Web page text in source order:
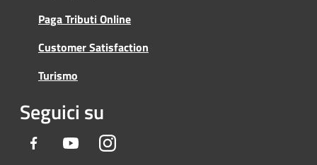
Paga Tributi Online
Customer Satisfaction
Turismo
Seguici su
Facebook YoutubeInstagram